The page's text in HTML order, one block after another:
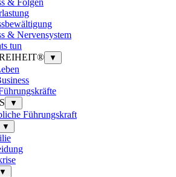
& Nervensystem
tun
▼
▼
Führungskraft
▼
▼